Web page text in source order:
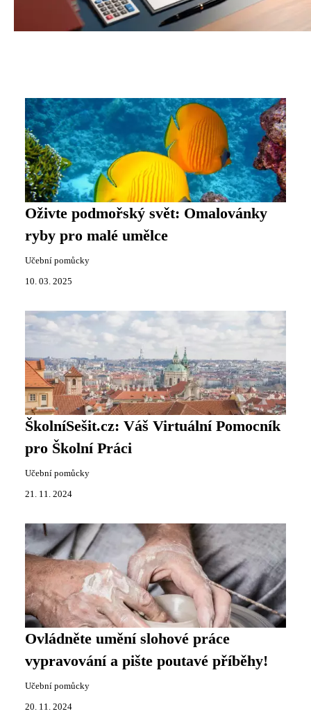
Oživte podmořský svět: Omalovánky
ryby pro malé umělce
Učební pomůcky
10. 03. 2025
ŠkolníSešit.cz: Váš Virtuální Pomocník
pro Školní Práci
Učební pomůcky
21. 11. 2024
Ovládněte umění slohové práce
vypravování a pište poutavé příběhy!
Učební pomůcky
20. 11. 2024